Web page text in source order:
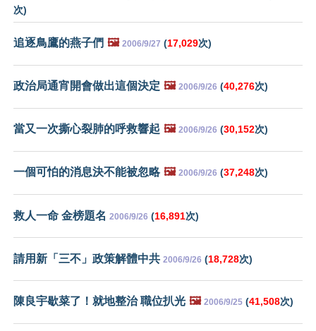
次)
追逐鳥鷹的燕子們 🖼️ 2006/9/27 (17,029次)
政治局通宵開會做出這個決定 🖼️ 2006/9/26 (40,276次)
當又一次撕心裂肺的呼救響起 🖼️ 2006/9/26 (30,152次)
一個可怕的消息決不能被忽略 🖼️ 2006/9/26 (37,248次)
救人一命 金榜題名 2006/9/26 (16,891次)
請用新「三不」政策解體中共 2006/9/26 (18,728次)
陳良宇歇菜了！就地整治 職位扒光 🖼️ 2006/9/25 (41,508次)